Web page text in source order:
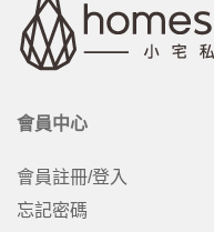
會員中心
會員註冊/登入
忘記密碼